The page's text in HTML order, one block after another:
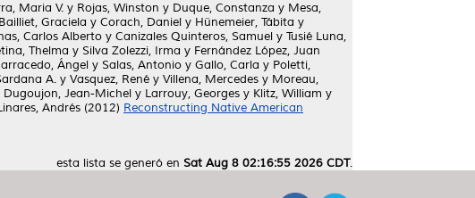
Maria V. y Rojas, Winston y Duque, Constanza y Mesa,
Bailliet, Graciela y Corach, Daniel y Hünemeier, Tábita y
Carlos Alberto y Canizales Quinteros, Samuel y Tusié Luna,
Thelma y Silva Zolezzi, Irma y Fernández López, Juan
Ángel y Salas, Antonio y Gallo, Carla y Poletti,
A. y Vasquez, René y Villena, Mercedes y Moreau,
Dugoujon, Jean-Michel y Larrouy, Georges y Klitz, William y
Andrés (2012) Reconstructing Native American
esta lista se generó en Sat Aug 8 02:16:55 2026 CDT.